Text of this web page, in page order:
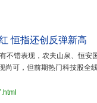
恒指还创反弹新高
不错表现，农夫山泉、恒安国
可，但前期热门科技股